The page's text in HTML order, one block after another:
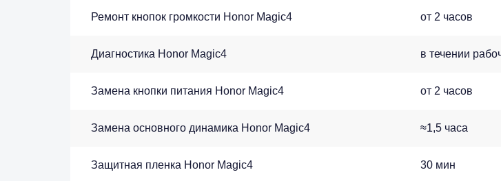
Ремонт кнопок громкости Honor Magic4 от 2 часов
Диагностика Honor Magic4 в течении
Замена кнопки питания Honor Magic4 от 2 часов
Замена основного динамика Honor Magic4 ≈1,5 часа
Защитная пленка Honor Magic4 30 мин